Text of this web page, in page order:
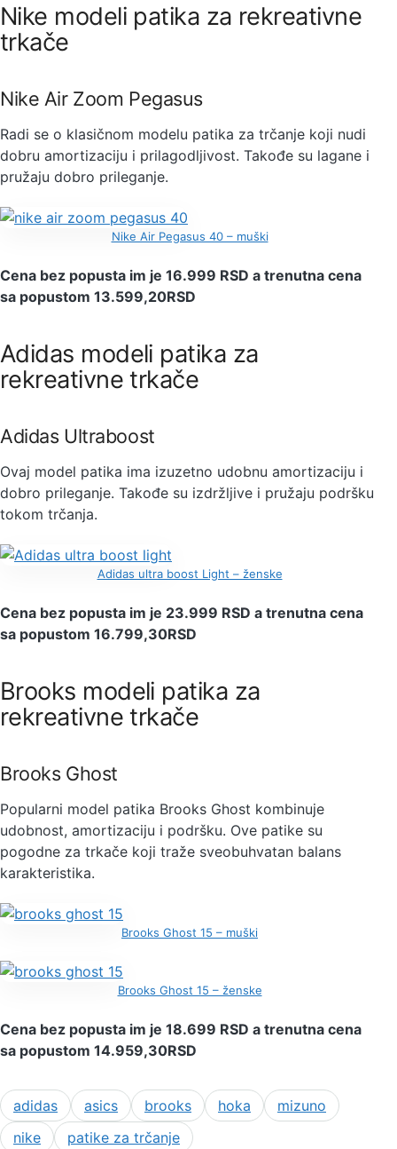
Nike modeli patika za rekreativne
trkače
Nike Air Zoom Pegasus
Radi se o klasičnom modelu patika za trčanje koji nudi
dobru amortizaciju i prilagodljivost. Takođe su lagane i
pružaju dobro prileganje.
Nike Air Pegasus 40 – muški
Cena bez popusta im je 16.999 RSD a trenutna cena
sa popustom 13.599,20RSD
Adidas modeli patika za
rekreativne trkače
Adidas Ultraboost
Ovaj model patika ima izuzetno udobnu amortizaciju i
dobro prileganje. Takođe su izdržljive i pružaju podršku
tokom trčanja.
Adidas ultra boost Light – ženske
Cena bez popusta im je 23.999 RSD a trenutna cena
sa popustom 16.799,30RSD
Brooks modeli patika za
rekreativne trkače
Brooks Ghost
Popularni model patika Brooks Ghost kombinuje
udobnost, amortizaciju i podršku. Ove patike su
pogodne za trkače koji traže sveobuhvatan balans
karakteristika.
Brooks Ghost 15 – muški
Brooks Ghost 15 – ženske
Cena bez popusta im je 18.699 RSD a trenutna cena
sa popustom 14.959,30RSD
Tagovi
adidas asics brooks hoka
mizuno
nike
patike za trčanje